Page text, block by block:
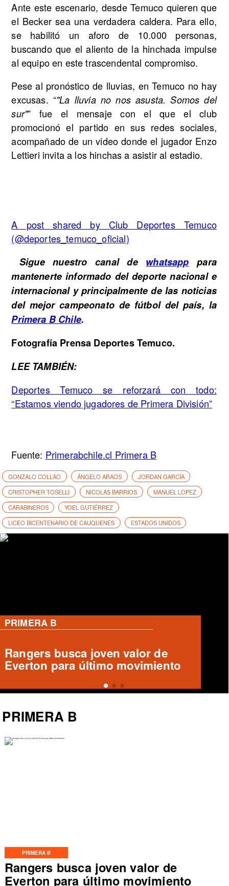
Ante este escenario, desde Temuco quieren que
el Becker sea una verdadera caldera. Para ello,
se habilitó un aforo de 10.000 personas,
buscando que el aliento de la hinchada impulse
al equipo en este trascendental compromiso.
Pese al pronóstico de lluvias, en Temuco no hay
excusas. “"La lluvia no nos asusta. Somos del
sur"” fue el mensaje con el que el club
promocionó el partido en sus redes sociales,
acompañado de un video donde el jugador Enzo
Lettieri invita a los hinchas a asistir al estadio.
A post shared by Club Deportes Temuco
(@deportes_temuco_oficial)
Sigue nuestro canal de whatsapp para
mantenerte informado del deporte nacional e
internacional y principalmente de las noticias
del mejor campeonato de fútbol del país, la
Primera B Chile.
Fotografía Prensa Deportes Temuco.
LEE TAMBIÉN:
Deportes Temuco se reforzará con todo:
“Estamos viendo jugadores de Primera División”
Fuente: Primerabchile.cl Primera B
GONZALO COLLAO ÁNGELO ARAOS
JORDAN GARCÍA
CRISTOPHER TOSELLI
NICOLAS BARRIOS
MANUEL LOPEZ
CARABINEROS
YOEL GUTIÉRREZ
LICEO BICENTENARIO DE CAUQUENES
ESTADOS UNIDOS
PRIMERA B
Rangers busca joven valor de
Everton para último movimiento
PRIMERA B
Deportes Temuco confirma salida
de Arturo Sanhueza
PRIMERA B